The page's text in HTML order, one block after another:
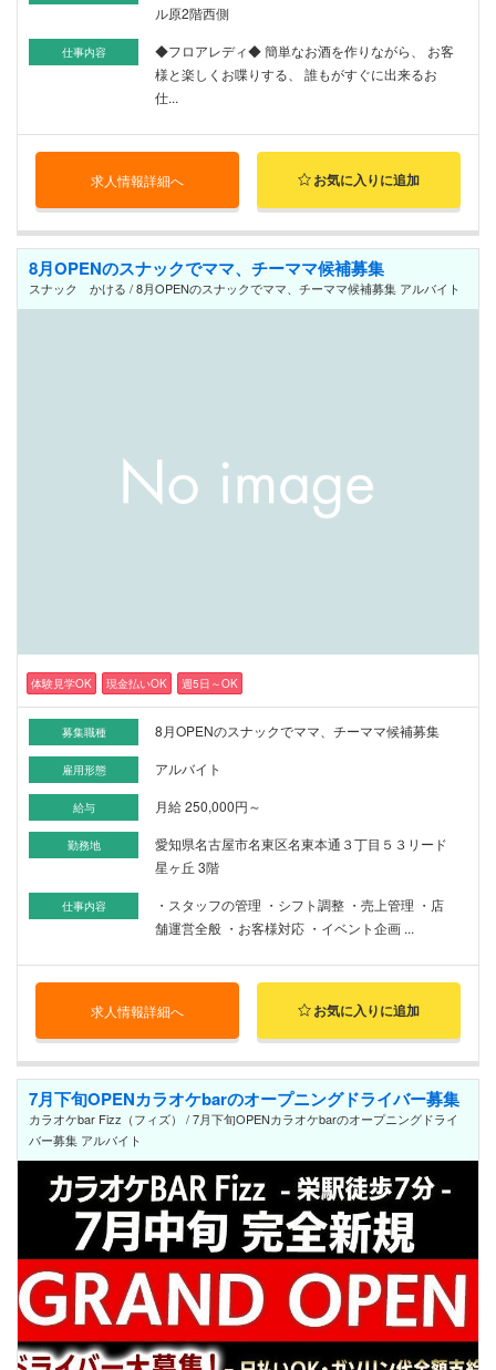
ル原2階西側
仕事内容
◆フロアレディ◆ 簡単なお酒を作りながら、 お客
様と楽しくお喋りする、 誰もがすぐに出来るお
仕...
求人情報詳細へ お気に入りに追加
8月OPENのスナックでママ、チーママ候補募集
スナック かける / 8月OPENのスナックでママ、チーママ候補募集 アルバイト
体験見学OK 現金払いOK 週5日～OK
募集職種 8月OPENのスナックでママ、チーママ候補募集
雇用形態 アルバイト
給与 月給 250,000円～
勤務地
愛知県名古屋市名東区名東本通３丁目５３リード
星ヶ丘 3階
仕事内容
・スタッフの管理 ・シフト調整 ・売上管理 ・店
舗運営全般 ・お客様対応 ・イベント企画 ...
求人情報詳細へ お気に入りに追加
7月下旬OPENカラオケbarのオープニングドライバー募集
カラオケbar Fizz（フィズ） / 7月下旬OPENカラオケbarのオープニングドライ
バー募集 アルバイト